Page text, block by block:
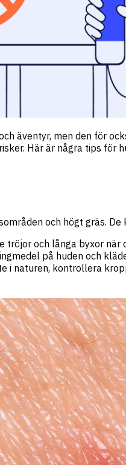
äventyr, men den för
Här är några tips för
och högt gräs.
och långa byxor
på huden och
i naturen, kontrollera